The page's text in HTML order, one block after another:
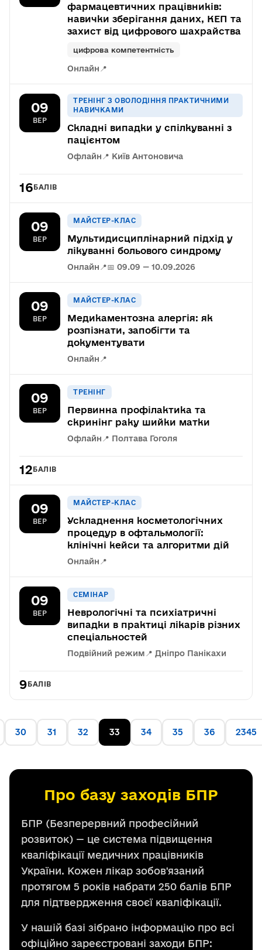
фармацевтичних працівників:
навички зберігання даних, КЕП та
захист від цифрового шахрайства
цифрова компетентність
Онлайн 📍
09
ВЕР
ТРЕНІНГ З ОВОЛОДІННЯ ПРАКТИЧНИМИ
НАВИЧКАМИ
Складні випадки у спілкуванні з
пацієнтом
Офлайн 📍 Київ Антоновича
16БАЛІВ
09
ВЕР
МАЙСТЕР-КЛАС
Мультидисциплінарний підхід у
лікуванні больового синдрому
Онлайн 📍📅 09.09 — 10.09.2026
09
ВЕР
МАЙСТЕР-КЛАС
Медикаментозна алергія: як
розпізнати, запобігти та
документувати
Онлайн 📍
09
ВЕР
ТРЕНІНГ
Первинна профілактика та
скринінг раку шийки матки
Офлайн 📍 Полтава Гоголя
12БАЛІВ
09
ВЕР
МАЙСТЕР-КЛАС
Ускладнення косметологічних
процедур в офтальмології:
клінічні кейси та алгоритми дій
Онлайн 📍
09
ВЕР
СЕМІНАР
Неврологічні та психіатричні
випадки в практиці лікарів різних
спеціальностей
Подвійний режим 📍 Дніпро Панікахи
9БАЛІВ
30 31 32 33 34 35 36 2345
Про базу заходів БПР
БПР (Безперервний професійний
розвиток) — це система підвищення
кваліфікації медичних працівників
України. Кожен лікар зобов'язаний
протягом 5 років набрати 250 балів БПР
для підтвердження своєї кваліфікації.
У нашій базі зібрано інформацію про всі
офіційно зареєстровані заходи БПР: